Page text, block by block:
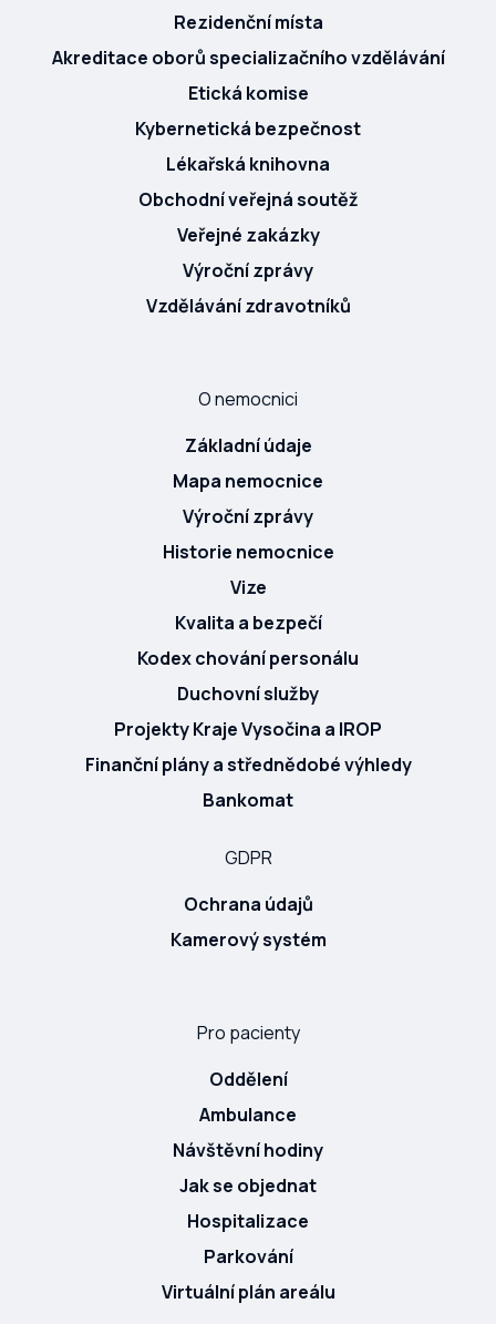
Rezidenční místa
Akreditace oborů specializačního vzdělávání
Etická komise
Kybernetická bezpečnost
Lékařská knihovna
Obchodní veřejná soutěž
Veřejné zakázky
Výroční zprávy
Vzdělávání zdravotníků
O nemocnici
Základní údaje
Mapa nemocnice
Výroční zprávy
Historie nemocnice
Vize
Kvalita a bezpečí
Kodex chování personálu
Duchovní služby
Projekty Kraje Vysočina a IROP
Finanční plány a střednědobé výhledy
Bankomat
GDPR
Ochrana údajů
Kamerový systém
Pro pacienty
Oddělení
Ambulance
Návštěvní hodiny
Jak se objednat
Hospitalizace
Parkování
Virtuální plán areálu